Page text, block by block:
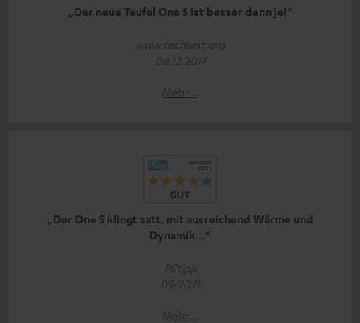
„Der neue Teufel One S ist besser denn je!“
www.techtest.org
06.12.2017
Mehr...
„Der One S klingt satt, mit ausreichend Wärme und
Dynamik…“
PCtipp
09/2021
Mehr...